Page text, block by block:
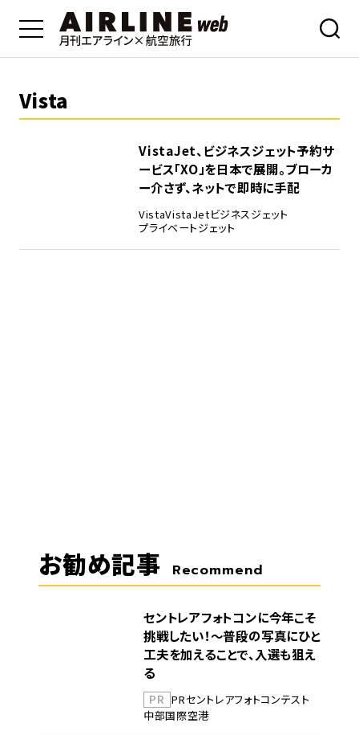
Vista
VistaJet、ビジネスジェット予約サ
ービス「XO」を日本で展開。ブローカ
ー介さず、ネットで即時に手配
VistaVistaJetビジネスジェット
プライベートジェット
お勧め記事 Recommend
セントレアフォトコンに今年こそ
挑戦したい！～普段の写真にひと
工夫を加えることで、入選も狙え
る
PR PRセントレアフォトコンテスト
中部国際空港